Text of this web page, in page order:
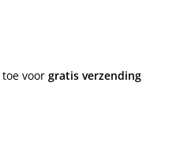
toe voor gratis verzending